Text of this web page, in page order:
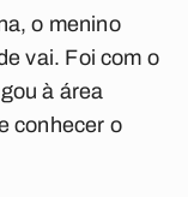
o menino
vai. Foi com o
à área
conhecer o